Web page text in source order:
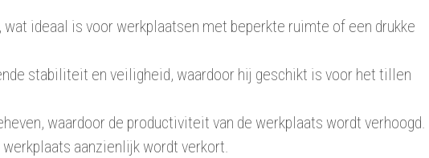
ideaal is voor werkplaatsen met beperkte ruimte of een drukke
stabiliteit en veiligheid, waardoor hij geschikt is voor het tillen
waardoor de productiviteit van de werkplaats wordt verhoogd.
aanzienlijk wordt verkort.